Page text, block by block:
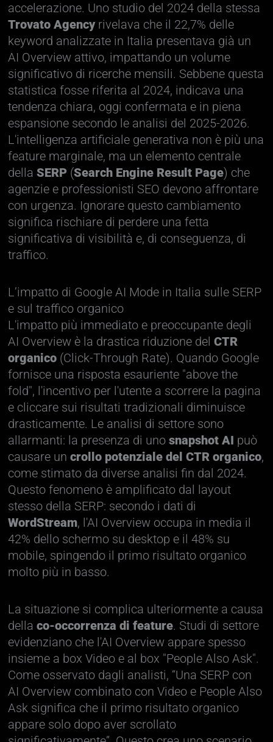
accelerazione. Uno studio del 2024 della stessa
Trovato Agencyrivelava che il 22,7% delle
keyword analizzate in Italia presentava già un
AI Overview attivo, impattando un volume
significativo di ricerche mensili. Sebbene questa
statistica fosse riferita al 2024, indicava una
tendenza chiara, oggi confermata e in piena
espansione secondo le analisi del 2025-2026.
L'intelligenza artificiale generativa non è più una
feature marginale, ma un elemento centrale
dellaSERP (Search Engine Result Page) che
agenzie e professionisti SEO devono affrontare
con urgenza. Ignorare questo cambiamento
significa rischiare di perdere una fetta
significativa di visibilità e, di conseguenza, di
traffico.
L’impatto di Google AI Mode in Italia sulle SERP
e sul traffico organico
L'impatto più immediato e preoccupante degli
AI Overview è la drastica riduzione delCTR
organico (Click-Through Rate). Quando Google
fornisce una risposta esauriente "above the
fold", l'incentivo per l'utente a scorrere la pagina
e cliccare sui risultati tradizionali diminuisce
drasticamente. Le analisi di settore sono
allarmanti: la presenza di unosnapshot AI può
causare uncrollo potenziale del CTR organico,
come stimato da diverse analisi fin dal 2024.
Questo fenomeno è amplificato dal layout
stesso della SERP: secondo i dati di
WordStream, l'AI Overview occupa in media il
42% dello schermo su desktop e il 48% su
mobile, spingendo il primo risultato organico
molto più in basso.
La situazione si complica ulteriormente a causa
dellaco-occorrenza di feature. Studi di settore
evidenziano che l'AI Overview appare spesso
insieme a box Video e al box "People Also Ask".
Come osservato dagli analisti, “Una SERP con
AI Overview combinato con Video e People Also
Ask significa che il primo risultato organico
appare solo dopo aver scrollato